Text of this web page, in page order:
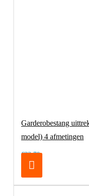
Garderobestang
model) 4 afmetingen
€32,70